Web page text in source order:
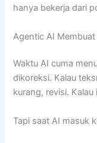
hanya bekerja dari
Agentic AI
Waktu AI cuma
dikoreksi. Kalau
kurang, revisi.
Tapi saat AI masuk